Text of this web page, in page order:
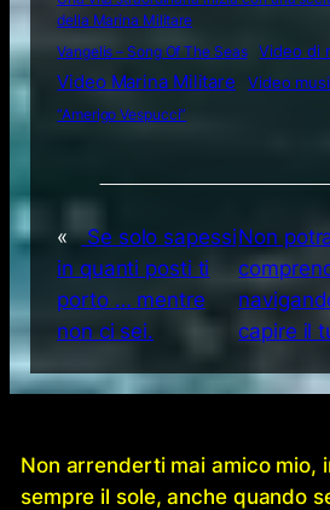
della Marina Militare
Vangelis – Song Of The Seas
Video di
Video Marina Militare Video
“Amerigo Vespucci”
«
Se solo sapessi
in quanti posti ti
porto … mentre
non ci sei.
Non
capire il
Non arrenderti mai amico mio,
sempre il sole, anche quando